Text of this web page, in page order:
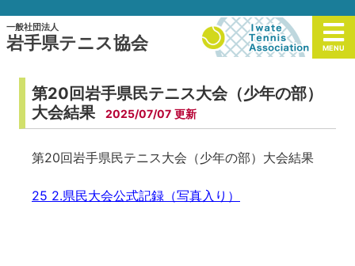
一般社団法人
岩手県テニス協会 MENU
第20回岩手県民テニス大会（少年の部）
大会結果
2025/07/07
第20回岩手県民テニス大会（少年の部）大会結果
25 2.県民大会公式記録（写真入り）